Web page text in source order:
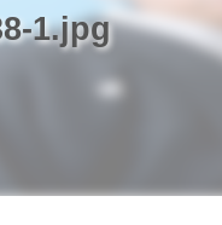
1.jpg